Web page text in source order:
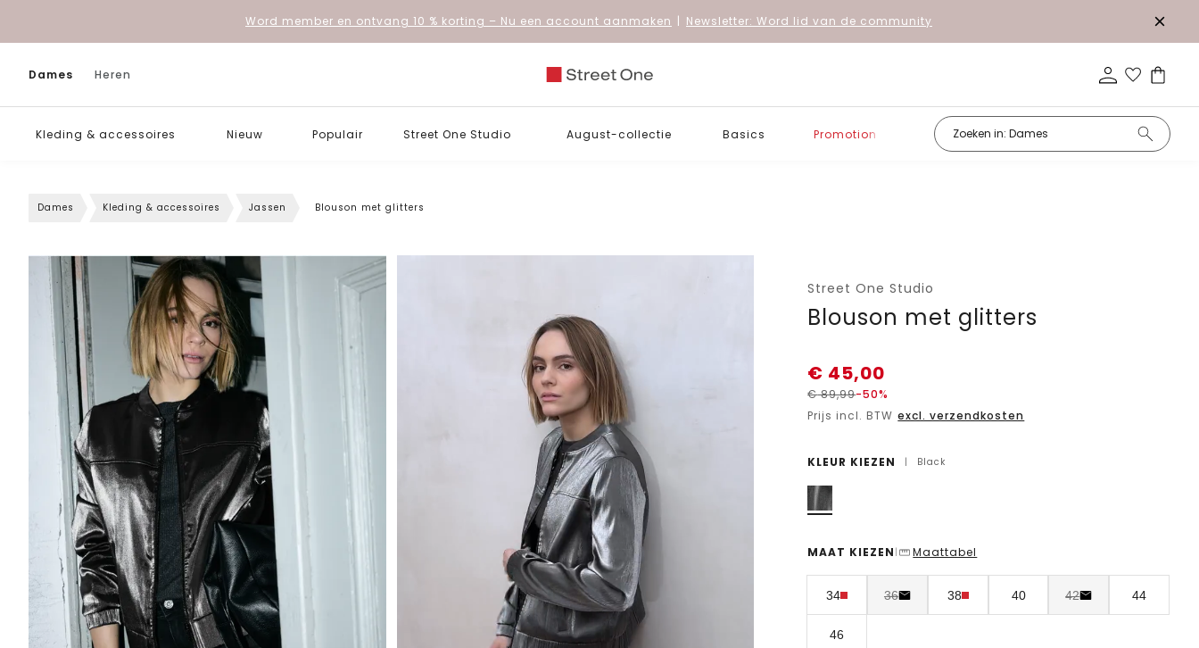
Word member en ontvang 10 % korting – Nu een account aanmaken | Newsletter: Word lid van de community
Dames Heren
Kleding & accessoires Nieuw Populair Street One Studio August-collectie Basics Promotion
Dames Kleding & accessoires Jassen Blouson met glitters
Street One Studio
Blouson met glitters
€ 45,00
€89,99-50%
Prijs incl. BTW excl. verzendkosten
KLEUR KIEZEN | Black
MAAT KIEZEN | Maattabel
34 36 38 40 42 44
46